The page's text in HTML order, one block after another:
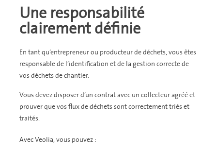
Une responsabilité
clairement définie
En tant qu’entrepreneur ou producteur de déchets, vous êtes
responsable de l’identification et de la gestion correcte de
vos déchets de chantier.
Vous devez disposer d’un contrat avec un collecteur agréé et
prouver que vos flux de déchets sont correctement triés et
traités.
Avec Veolia, vous pouvez :